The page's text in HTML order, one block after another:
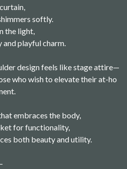
softly.
the light,
and playful charm.
design feels like stage attire—
who wish to elevate their at-ho
embraces the body,
for functionality,
both beauty and utility.